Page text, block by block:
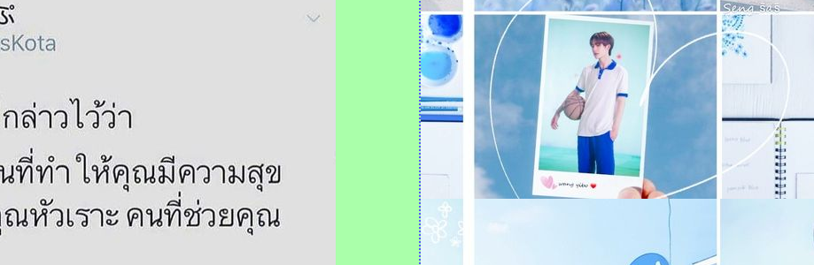
ธรรมะที่แม่บันทึก (8)
ธรรมะที่แม่บันทึก (7)
ข้อคิดจากไลน์พ่อ
ธรรมะจากทวิตเตอร์
ธรรมะจากไลน์แม่ :: ในทุกๆ
วันของชีวิต เรามีโอกาสเจอ
"โชคดี" 2 แบบ
มุมมองดีๆ จากหนุ่มคนนี้ พีช